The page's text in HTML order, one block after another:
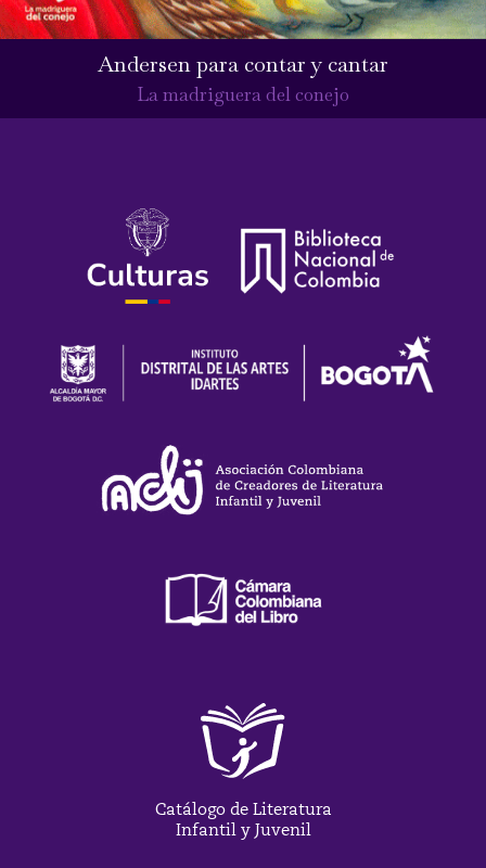
Andersen para contar y cantar
La madriguera del conejo
Catálogo de Literatura
Infantil y Juvenil